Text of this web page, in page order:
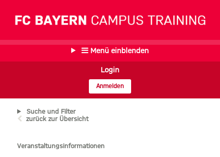
Menü einblenden
Login
Anmelden
Suche und Filter
zurück zur Übersicht
Veranstaltungsinformationen